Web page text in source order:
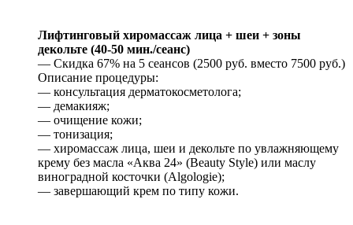
Лифтинговый хиромассаж лица + шеи + зоны
декольте (40-50 мин./сеанс)
— Скидка 67% на 5 сеансов (2500 руб. вместо 7500 руб.)
Описание процедуры:
— консультация дерматокосметолога;
— демакияж;
— очищение кожи;
— тонизация;
— хиромассаж лица, шеи и декольте по увлажняющему
крему без масла «Аква 24» (Beauty Style) или маслу
виноградной косточки (Algologie);
— завершающий крем по типу кожи.